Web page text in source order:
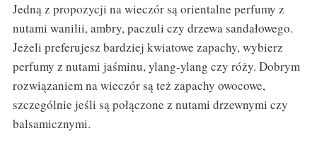
Jedną z propozycji na wieczór są orientalne perfumy z
nutami wanilii, ambry, paczuli czy drzewa sandałowego.
Jeżeli preferujesz bardziej kwiatowe zapachy, wybierz
perfumy z nutami jaśminu, ylang-ylang czy róży. Dobrym
rozwiązaniem na wieczór są też zapachy owocowe,
szczególnie jeśli są połączone z nutami drzewnymi czy
balsamicznymi.